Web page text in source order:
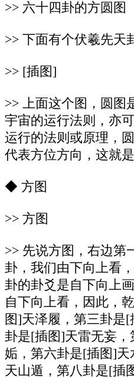
>> 六十四卦的方圆图
>> 下面有个伏羲先天
>> [插图]
>> 上面这个图，圆图
宇宙的运行法则，亦
运行的法则或原理，
代表方位方向，这就
◆ 方图
>> 方图
>> 先说方图，右边第
卦，我们由下向上看
卦的卦爻是自下向上
自下向上看，因此，
图]天泽履，第三卦是
卦是[插图]天雷无妄
姤，第六卦是[插图]
天山遁，第八卦是[插